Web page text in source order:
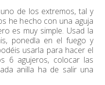
de los extremos, tal y
he hecho con una aguja
es muy simple. Usad la
ponedla en el fuego y
usarla para hacer el
6 agujeros, colocar las
anilla ha de salir una